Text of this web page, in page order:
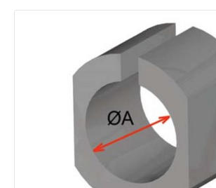
Adicionar um comentário